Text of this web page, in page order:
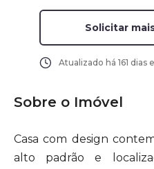
Solicitar
Atualizado há 161 dias
Sobre o Imóvel
Casa com design
alto padrão e